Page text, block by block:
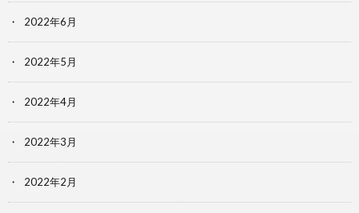
2022年6月
2022年5月
2022年4月
2022年3月
2022年2月